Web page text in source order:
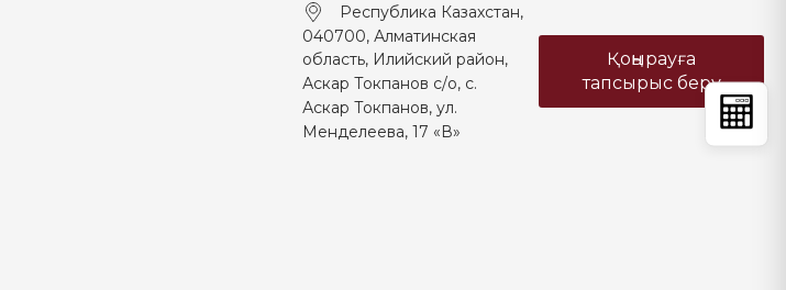
Республика Казахстан,
040700, Алматинская
область, Илийский район,
Аскар Токпанов с/о, с.
Аскар Токпанов, ул.
Менделеева, 17 «В»
Қоңырауға
тапсырыс беру